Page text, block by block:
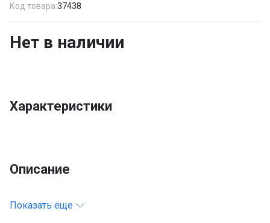
Код товара:37438
Нет в наличии
Характеристики
Описание
Показать еще